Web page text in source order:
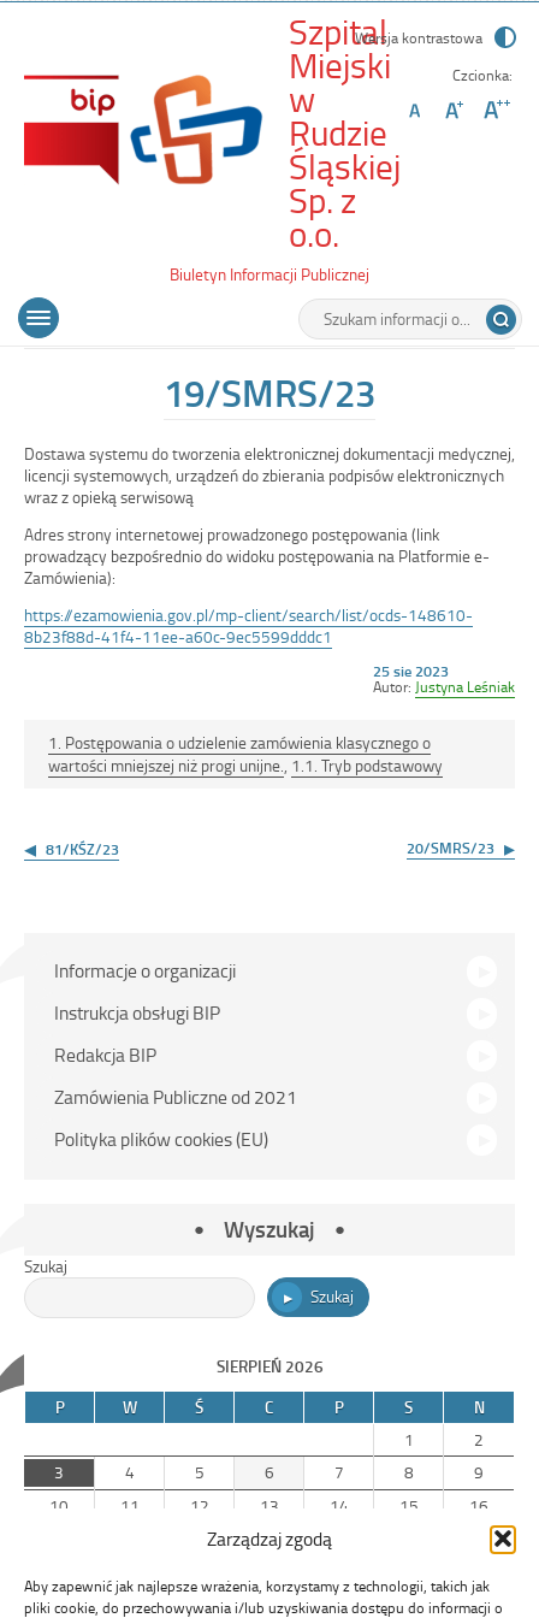
Zarządzaj zgodą
Aby zapewnić jak najlepsze wrażenia, korzystamy z technologii, takich jak
pliki cookie, do przechowywania i/lub uzyskiwania dostępu do informacji o
Szpital
Miejski
w
Rudzie
Śląskiej
Sp. z
o.o.
19/SMRS/23
Biuletyn Informacji Publicznej
Wersja kontrastowa
Czcionka:
Wyszukiwarka
Tutaj
wpisz
Menu
główne
Otwórz
19/SMRS/23
Dostawa systemu do tworzenia elektronicznej dokumentacji medycznej,
licencji systemowych, urządzeń do zbierania podpisów elektronicznych
wraz z opieką serwisową
Adres strony internetowej prowadzonego postępowania (link
prowadzący bezpośrednio do widoku postępowania na Platformie e-
Zamówienia):
https://ezamowienia.gov.pl/mp-client/search/list/ocds-148610-
8b23f88d-41f4-11ee-a60c-9ec5599dddc1
Opublikowano
w
25 sie 2023
Autor: Justyna Leśniak
1. Postępowania o udzielenie zamówienia klasycznego o
wartości mniejszej niż progi unijne., 1.1. Tryb podstawowy
wpisu
81/KŚZ/23 20/SMRS/23
Menu
główne
Informacje o organizacji
Instrukcja obsługi BIP
Redakcja BIP
Zamówienia Publiczne od 2021
Polityka plików cookies (EU)
Wyszukaj
Szukaj
Szukaj
SIERPIEŃ 2026
P
W Ś C P S
N
1
2
3
4 5 6 7 8
9
10
11 12 13 14 15
16
19 20 21
31